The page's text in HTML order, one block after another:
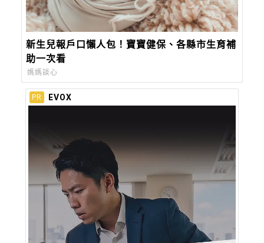
新生兒報戶口懶人包！寶寶健保、各縣市生育補
助一次看
媽媽談心
PR EVOX